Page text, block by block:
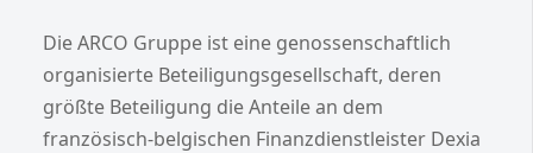
Die ARCO Gruppe ist eine genossenschaftlich
organisierte Beteiligungsgesellschaft, deren
größte Beteiligung die Anteile an dem
französisch-belgischen Finanzdienstleister Dexia